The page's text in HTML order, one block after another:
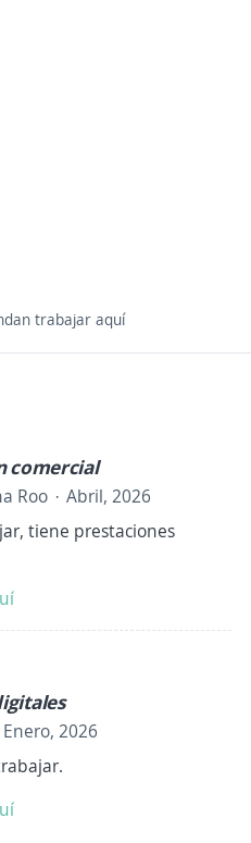
trabajar aquí
comercial
Roo
Abril, 2026
tiene prestaciones
Enero, 2026